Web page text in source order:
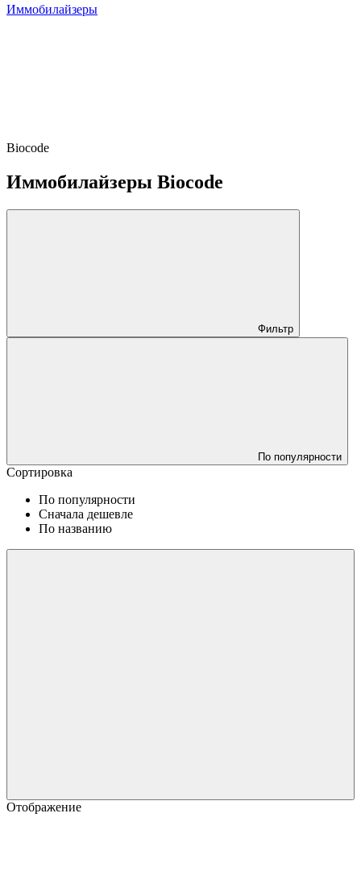
Иммобилайзеры
Biocode
Иммобилайзеры Biocode
Фильтр
По популярности
Сортировка
По популярности
Сначала дешевле
По названию
Отображение